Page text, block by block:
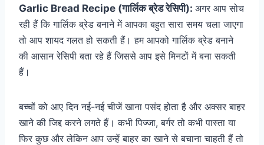
Garlic Bread Recipe (गार्लिक ब्रेड रेसिपी): अगर आप सोच
रही हैं कि गार्लिक ब्रेड बनाने में आपका बहुत सारा समय चला जाएगा
तो आप शायद गलत हो सकती हैं। हम आपको गार्लिक ब्रेड बनाने
की आसान रेसिपी बता रहे हैं जिससे आप इसे मिनटों में बना सकती
हैं।
बच्चों को आए दिन नई-नई चीजें खाना पसंद होता है और अक्सर बाहर
खाने की जिद्द करने लगते हैं। कभी पिज्जा, बर्गर तो कभी पास्ता या
फिर कुछ और लेकिन आप उन्हें बाहर का खाने से बचाना चाहती हैं तो